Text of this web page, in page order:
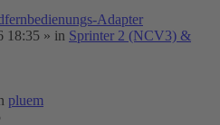
Adapter
18:35 » in Sprinter 2 (NCV3) &
pluem